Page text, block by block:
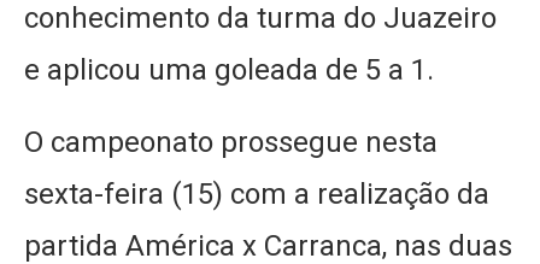
conhecimento da turma do Juazeiro
e aplicou uma goleada de 5 a 1.
O campeonato prossegue nesta
sexta-feira (15) com a realização da
partida América x Carranca, nas duas